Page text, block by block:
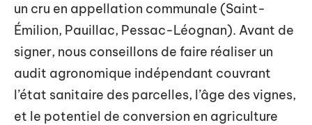
un cru en appellation communale (Saint-
Émilion, Pauillac, Pessac-Léognan). Avant de
signer, nous conseillons de faire réaliser un
audit agronomique indépendant couvrant
l’état sanitaire des parcelles, l’âge des vignes,
et le potentiel de conversion en agriculture